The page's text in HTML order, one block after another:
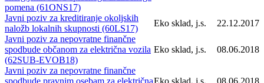
pomena (61ONS17)
Javni poziv za kreditiranje okoljskih
naložb lokalnih skupnosti (60LS17)
Eko sklad, j.s.
22.12.2017
Javni poziv za nepovratne finančne
spodbude občanom za električna vozila
(62SUB-EVOB18)
Eko sklad, j.s. 08.06.2018
Javni poziv za nepovratne finančne
spodbude pravnim osebam za električnaEko sklad, j.s. 08.06.2018